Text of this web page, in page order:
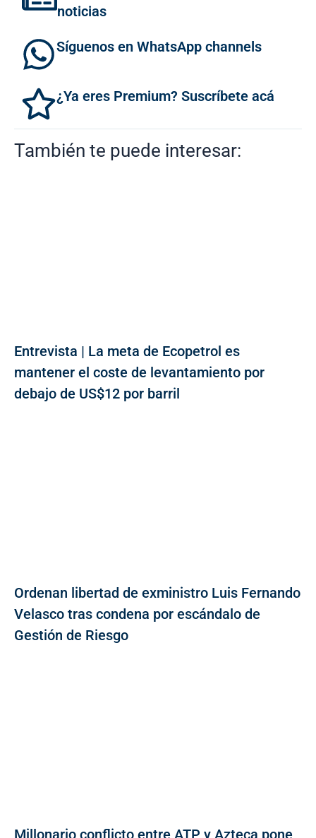
noticias
Síguenos en WhatsApp channels
¿Ya eres Premium? Suscríbete acá
También te puede interesar:
Entrevista | La meta de Ecopetrol es
mantener el coste de levantamiento por
debajo de US$12 por barril
Ordenan libertad de exministro Luis Fernando
Velasco tras condena por escándalo de
Gestión de Riesgo
Millonario conflicto entre ATP y Azteca pone